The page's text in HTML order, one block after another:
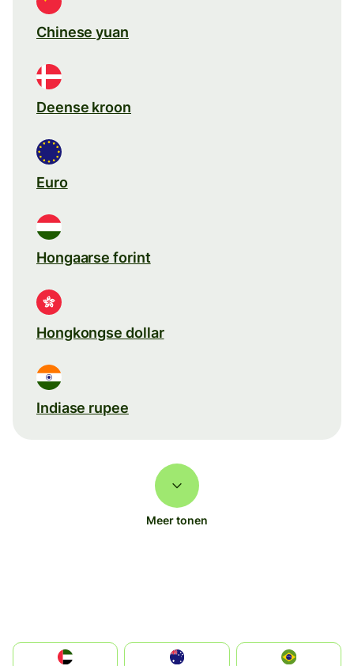
Chinese yuan
Deense kroon
Euro
Hongaarse forint
Hongkongse dollar
Indiase rupee
Meer tonen
الإمارات العربية المتحدة